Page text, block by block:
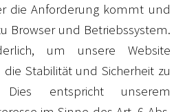
die Anforderung kommt und
Browser und Betriebssystem.
um unsere Website
Stabilität und Sicherheit zu
Dies entspricht unserem